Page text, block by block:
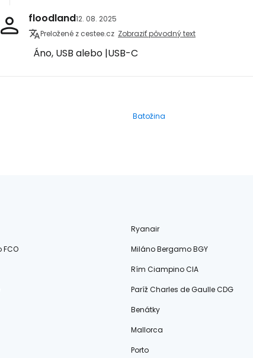
floodland12. 08. 2025
Preložené z cestee.cz Zobraziť pôvodný text
Áno, USB alebo |USB-C
Batožina
Ryanair
Miláno Bergamo BGY
Rím Ciampino CIA
Paríž Charles de Gaulle CDG
Benátky
Mallorca
Porto